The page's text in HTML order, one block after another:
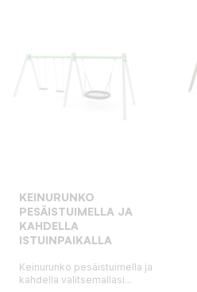
KEINURUNKO
PESÄISTUIMELLA JA
KAHDELLA
ISTUINPAIKALLA
Keinurunko pesäistuimella ja
kahdella valitsemallasi...